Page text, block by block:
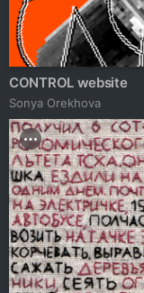
CONTROL website
Sonya Orekhova